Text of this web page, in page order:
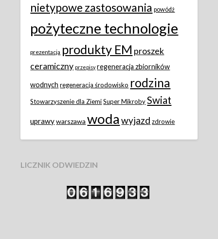
nietypowe zastosowania powódż
pożyteczne technologie
prezentacja produkty EM proszek
ceramiczny przepisy regeneracja zbiorników
wodnych regeneracja środowisko rodzina
Stowarzyszenie dla Ziemi Super Mikroby Swiat
uprawy warszawa woda wyjazd zdrowie
LICZNIK ODWIEDZIN